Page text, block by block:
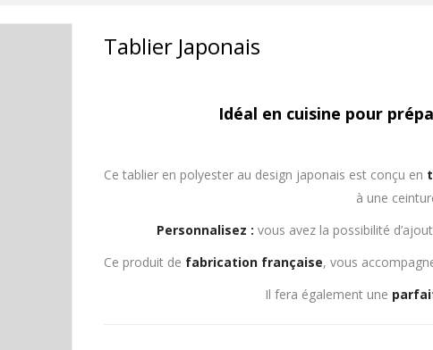
Tablier Japonais
Idéal en cuisine pour
Ce tablier en polyester au design japonais est conçu en
à une
Personnalisez : vous avez la possibilité
Ce produit de fabrication française, vous
Il fera également une